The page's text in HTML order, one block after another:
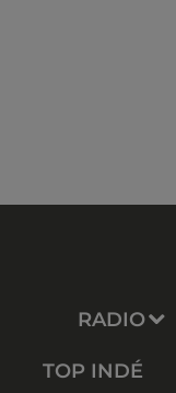
RADIO
TOP INDÉ